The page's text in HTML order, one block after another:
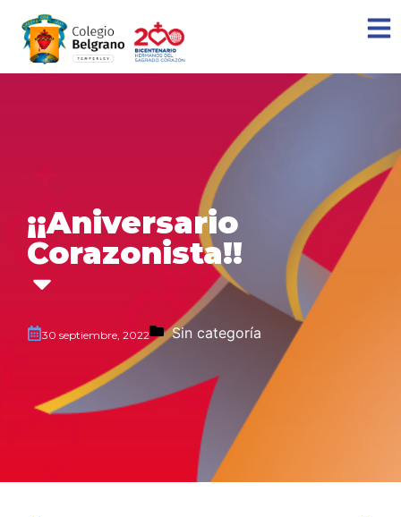
¡¡Aniversario
Corazonista!!
30 septiembre, 2022 Sin categoría